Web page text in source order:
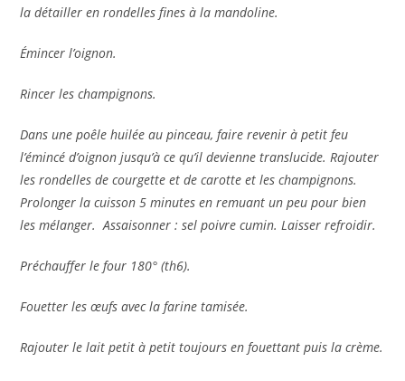
la détailler en rondelles fines à la mandoline.
Émincer l’oignon.
Rincer les champignons.
Dans une poêle huilée au pinceau, faire revenir à petit feu
l’émincé d’oignon jusqu’à ce qu’il devienne translucide. Rajouter
les rondelles de courgette et de carotte et les champignons.
Prolonger la cuisson 5 minutes en remuant un peu pour bien
les mélanger. Assaisonner : sel poivre cumin. Laisser refroidir.
Préchauffer le four 180° (th6).
Fouetter les œufs avec la farine tamisée.
Rajouter le lait petit à petit toujours en fouettant puis la crème.